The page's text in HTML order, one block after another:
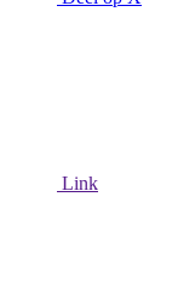
Link